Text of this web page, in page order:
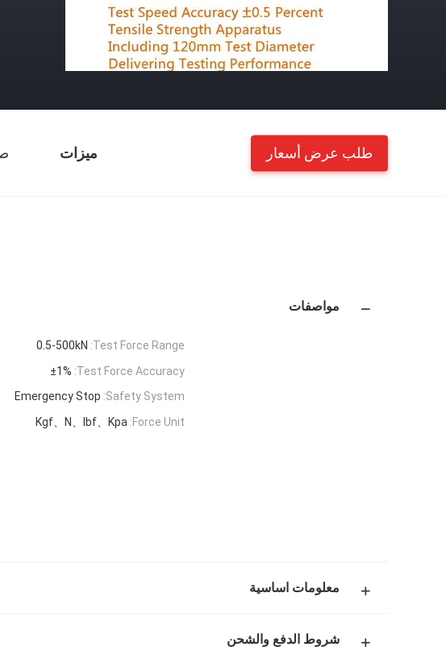
ميزات طلب عرض أسعار
مواصفات
Test Force Range:
0.5-500kN
Test Force Accuracy:
±1%
Safety System:
Emergency Stop
Force Unit:
Kgf、N、lbf、Kpa
معلومات اساسية
شروط الدفع والشحن